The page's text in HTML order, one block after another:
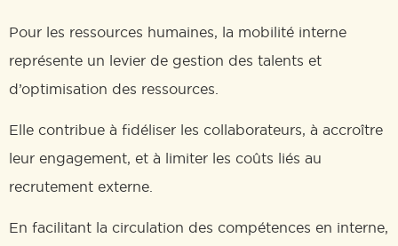
Pour les ressources humaines, la mobilité interne
représente un levier de gestion des talents et
d’optimisation des ressources.
Elle contribue à fidéliser les collaborateurs, à accroître
leur engagement, et à limiter les coûts liés au
recrutement externe.
En facilitant la circulation des compétences en interne,